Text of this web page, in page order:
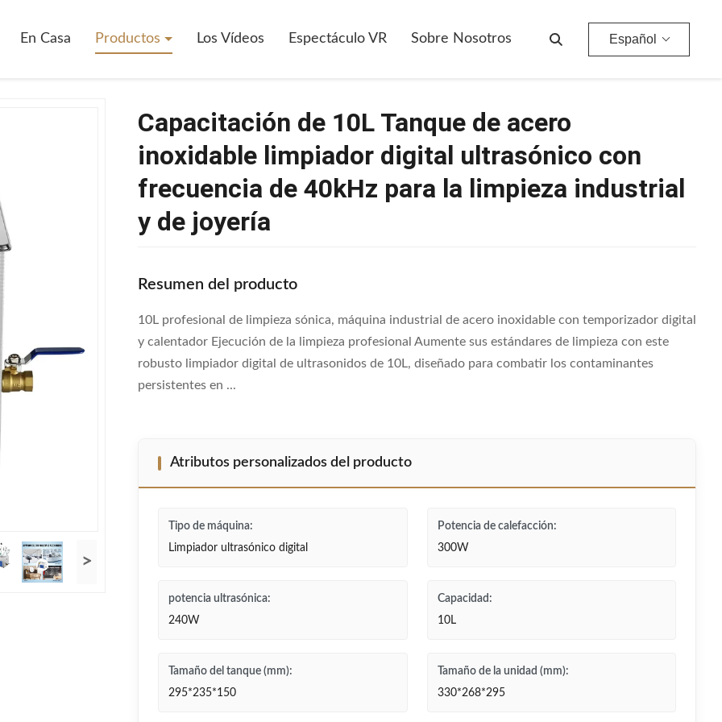
En Casa Productos Los Vídeos Espectáculo VR Sobre Nosotros Español
>
Capacitación de 10L Tanque de acero
inoxidable limpiador digital ultrasónico con
frecuencia de 40kHz para la limpieza industrial
y de joyería
Resumen del producto
10L profesional de limpieza sónica, máquina industrial de acero inoxidable con temporizador digital
y calentador Ejecución de la limpieza profesional Aumente sus estándares de limpieza con este
robusto limpiador digital de ultrasonidos de 10L, diseñado para combatir los contaminantes
persistentes en ...
Atributos personalizados del producto
Tipo de máquina:
Limpiador ultrasónico digital
Potencia de calefacción:
300W
potencia ultrasónica:
240W
Capacidad:
10L
Tamaño del tanque (mm):
295*235*150
Tamaño de la unidad (mm):
330*268*295